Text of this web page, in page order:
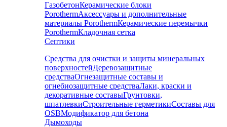
ГазобетонКерамические блоки
PorothermАксессуары и дополнительные
материалы PorothermКерамические перемычки
PorothermКладочная сетка
Септики
Средства для очистки и защиты минеральных
поверхностейДеревозащитные
средстваОгнезащитные составы и
огнебиозащитные средстваЛаки, краски и
декоративные составыГрунтовки,
шпатлевкиСтроительные герметикиСоставы для
OSBМодификатор для бетона
Дымоходы